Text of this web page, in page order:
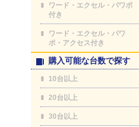
ワード・エクセル・パワポ
付き
ワード・エクセル・パワ
ポ・アクセス付き
購入可能な台数で探す
10台以上
20台以上
30台以上